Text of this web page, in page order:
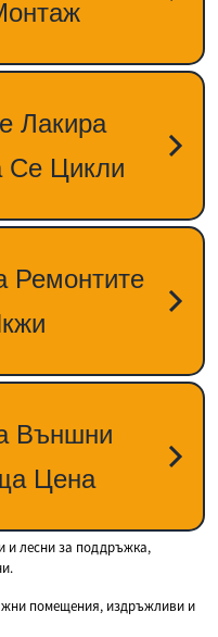
и лесни за поддръжка,
помещения, издръжливи и